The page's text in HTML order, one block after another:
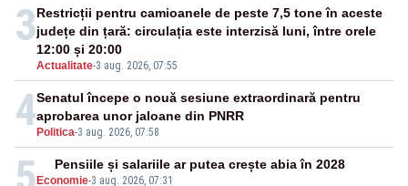
3
Actualitate-3 aug. 2026, 07:55
Restricții pentru camioanele de peste 7,5 tone în aceste
județe din țară: circulația este interzisă luni, între orele
12:00 și 20:00
4Politica-3 aug. 2026, 07:58
Senatul începe o nouă sesiune extraordinară pentru
aprobarea unor jaloane din PNRR
Economie-3 aug. 2026, 07:31
Pensiile și salariile ar putea crește abia în 2028